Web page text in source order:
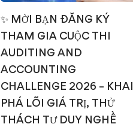
✨ MỜI BẠN ĐĂNG KÝ
THAM GIA CUỘC THI
AUDITING AND
ACCOUNTING
CHALLENGE 2026 – KHAI
PHÁ LÕI GIÁ TRỊ, THỬ
THÁCH TƯ DUY NGHỀ